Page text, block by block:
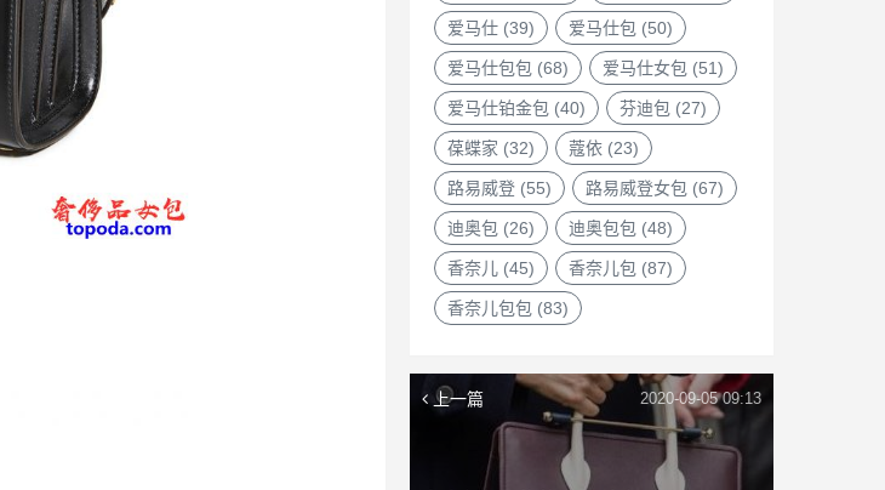
爱马仕 (39) 爱马仕包 (50)
爱马仕包包 (68) 爱马仕女包 (51)
爱马仕铂金包 (40) 芬迪包 (27)
葆蝶家 (32) 蔻依 (23)
路易威登 (55) 路易威登女包 (67)
迪奥包 (26) 迪奥包包 (48)
香奈儿 (45) 香奈儿包 (87)
香奈儿包包 (83)
上一篇 2020-09-05 09:13